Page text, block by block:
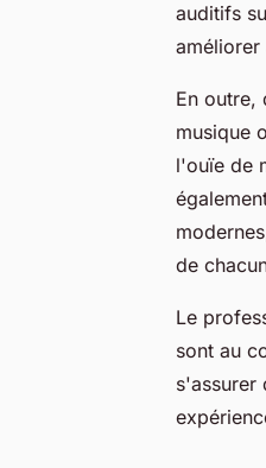
auditifs
améliorer
En outre,
musique
l'ouïe de
de
Le
sont au
s'assurer